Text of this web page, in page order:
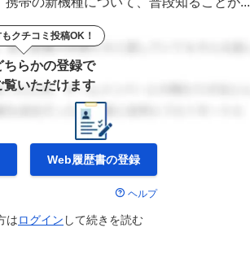
クチコミ投稿OK！
ちらかの登録で
覧いただけます
Web履歴書の登録
ヘルプ
はログイン して続きを読む